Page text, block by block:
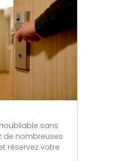
sans
de nombreuses
réservez votre